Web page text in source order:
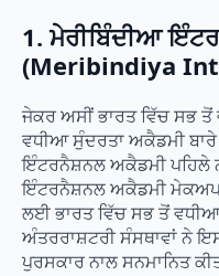
1. ਮੇਰੀਬਿੰਦੀਆ
(Meribindiya
ਜੇਕਰ ਅਸੀਂ ਭਾਰਤ ਵਿੱਚ ਸਭ
ਵਧੀਆ ਸੁੰਦਰਤਾ ਅਕੈਡਮੀ
ਇੰਟਰਨੈਸ਼ਨਲ ਅਕੈਡਮੀ ਪਹਿਲੇ
ਇੰਟਰਨੈਸ਼ਨਲ ਅਕੈਡਮੀ ਮੇਕਅਪ
ਲਈ ਭਾਰਤ ਵਿੱਚ ਸਭ ਤੋਂ
ਅੰਤਰਰਾਸ਼ਟਰੀ ਸੰਸਥਾਵਾਂ ਨੇ
ਪੁਰਸਕਾਰ ਨਾਲ ਸਨਮਾਨਿਤ